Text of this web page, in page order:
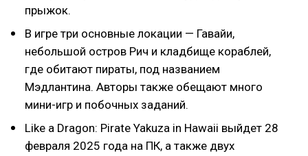
прыжок.
В игре три основные локации — Гавайи,
небольшой остров Рич и кладбище кораблей,
где обитают пираты, под названием
Мэдлантина. Авторы также обещают много
мини-игр и побочных заданий.
Like a Dragon: Pirate Yakuza in Hawaii выйдет 28
февраля 2025 года на ПК, а также двух